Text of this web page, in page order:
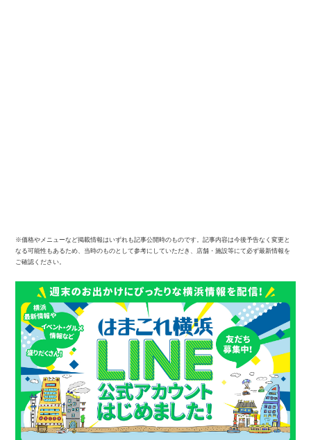
※価格やメニューなど掲載情報はいずれも記事公開時のものです。記事内容は今後予告なく変更と
なる可能性もあるため、当時のものとして参考にしていただき、店舗・施設等にて必ず最新情報を
ご確認ください。